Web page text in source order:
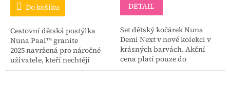
Do košíku
Cestovní dětská postýlka
Nuna Paal™ granite
2025 navržená pro náročné
uživatele, kteří nechtějí
ztrácet čas složitým
DETAIL
Set dětský kočárek Nuna
Demi Next v nové kolekci v
krásných barvách. Akční
cena platí pouze do
vyprodání posledních barev